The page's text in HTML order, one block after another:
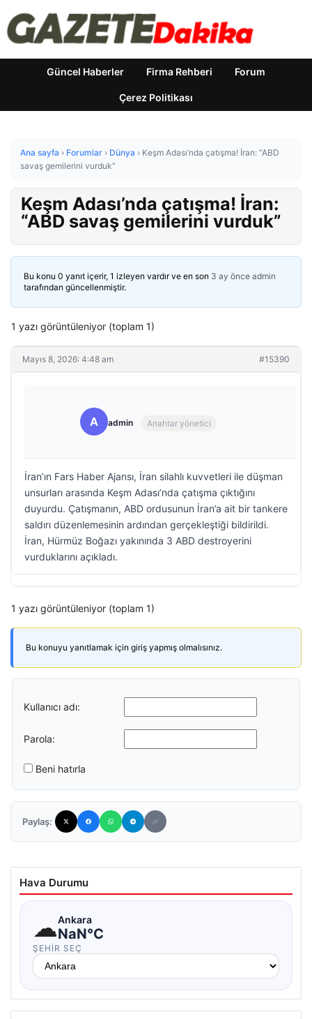
Güncel Haberler Firma Rehberi Forum
Çerez Politikası
Ana sayfa › Forumlar › Dünya › Keşm Adası’nda çatışma! İran: “ABD
savaş gemilerini vurduk”
Keşm Adası’nda çatışma! İran:
“ABD savaş gemilerini vurduk”
Bu konu 0 yanıt içerir, 1 izleyen vardır ve en son 3 ay önce admin
tarafından güncellenmiştir.
1 yazı görüntüleniyor (toplam 1)
Mayıs 8, 2026: 4:48 am #15390
A admin Anahtar yönetici
İran’ın Fars Haber Ajansı, İran silahlı kuvvetleri ile düşman
unsurları arasında Keşm Adası’nda çatışma çıktığını
duyurdu. Çatışmanın, ABD ordusunun İran’a ait bir tankere
saldırı düzenlemesinin ardından gerçekleştiği bildirildi.
İran, Hürmüz Boğazı yakınında 3 ABD destroyerini
vurduklarını açıkladı.
1 yazı görüntüleniyor (toplam 1)
Bu konuyu yanıtlamak için giriş yapmış olmalısınız.
Kullanıcı adı:
Parola:
Beni hatırla
Paylaş:
Hava Durumu
☁Ankara
NaN°C
ŞEHIR SEÇ